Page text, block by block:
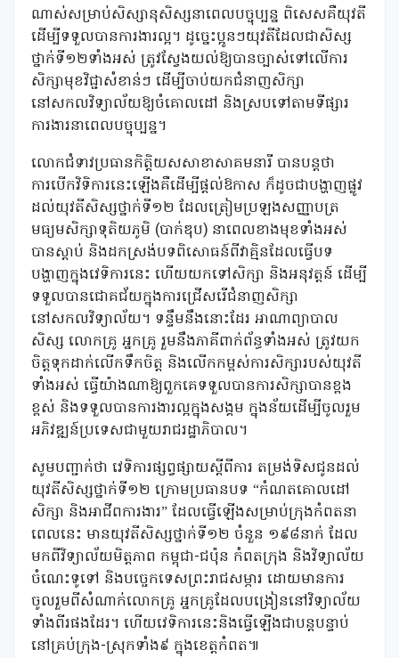
ណាស់សម្រាប់សិស្សានុសិស្សនាពេលបច្ចុប្បន្ន ពិសេសគឺយុវតី
ដើម្បីទទួលបានការងារល្អ។ ដូច្នេះប្អូនៗយុវតីដែលជាសិស្ស
ថ្នាក់ទី១២ទាំងអស់ ត្រូវស្វែងយល់ឱ្យបានច្បាស់ទៅលើការ
សិក្សាមុខវិជ្ជាសំខាន់ៗ ដើម្បីចាប់យកជំនាញសិក្សា
នៅសកលវិទ្យាល័យឱ្យចំគោលដៅ និងស្របទៅតាមទីផ្សារ
ការងារនាពេលបច្ចុប្បន្ន។
លោកជំទាវប្រធានកិត្តិយសសាខាសាគមនារី បានបន្តថា
ការបើកវិទិការនេះឡើងគឺដើម្បីផ្តល់ឱកាស ក៏ដូចជាបង្ហាញផ្លូវ
ដល់យុវតីសិស្សថ្នាក់ទី១២ ដែលត្រៀមប្រឡងសញ្ញាបត្រ
មធ្យមសិក្សាទុតិយភូមិ (បាក់ឌុប) នាពេលខាងមុខទាំងអស់
បានស្តាប់ និងដកស្រង់បទពិសោធន៍ពីវាគ្មិនដែលធ្វើបទ
បង្ហាញក្នុងវេទិការនេះ ហើយយកទៅសិក្សា និងអនុវត្តន៍ ដើម្បី
ទទួលបានជោគជ័យក្នុងការជ្រើសរើជំនាញសិក្សា
នៅសកលវិទ្យាល័យ។ ទន្ទឹមនឹងនោះដែរ អាណាព្យាបាល
សិស្ស លោកគ្រូ អ្នកគ្រូ រួមនឹងភាគីពាក់ព័ន្ធទាំងអស់ ត្រូវយក
ចិត្តទុកដាក់លើកទឹកចិត្ត និងលើកកម្ពស់ការសិក្សារបស់យុវតី
ទាំងអស់ ធ្វើយ៉ាងណាឱ្យពួកគេទទួលបានការសិក្សាបានខ្ពង
ខ្ពស់ និងទទួលបានការងារល្អក្នុងសង្គម ក្នុងន័យដើម្បីចូលរួម
អភិវឌ្ឍន៍ប្រទេសជាមួយរាជរដ្ឋាភិបាល។
សូមបញ្ជាក់ថា វេទិការផ្សព្វផ្សាយស្តីពីការ តម្រង់ទិសជូនដល់
យុវតីសិស្សថ្នាក់ទី១២ ក្រោមប្រធានបទ “កំណតគោលដៅ
សិក្សា និងអាជីពការងារ” ដែលធ្វើឡើងសម្រាប់ក្រុងកំពតនា
ពេលនេះ មានយុវតីសិស្សថ្នាក់ទី១២ ចំនួន ១៩៨នាក់ ដែល
មកពីវិទ្យាល័យមិត្តភាព កម្ពុជា-ជប៉ុន កំពតក្រុង និងវិទ្យាល័យ
ចំណេះទូទៅ និងបច្ចេកទេសព្រះរាជសម្ភារ ដោយមានការ
ចូលរួមពីសំណាក់លោកគ្រូ អ្នកគ្រូដែលបង្រៀននៅវិទ្យាល័យ
ទាំងពីរផងដែរ។ ហើយវេទិការនេះនិងធ្វើឡើងជាបន្តបន្ទាប់
នៅគ្រប់ក្រុង-ស្រុកទាំង៩ ក្នុងខេត្តកំពត៕